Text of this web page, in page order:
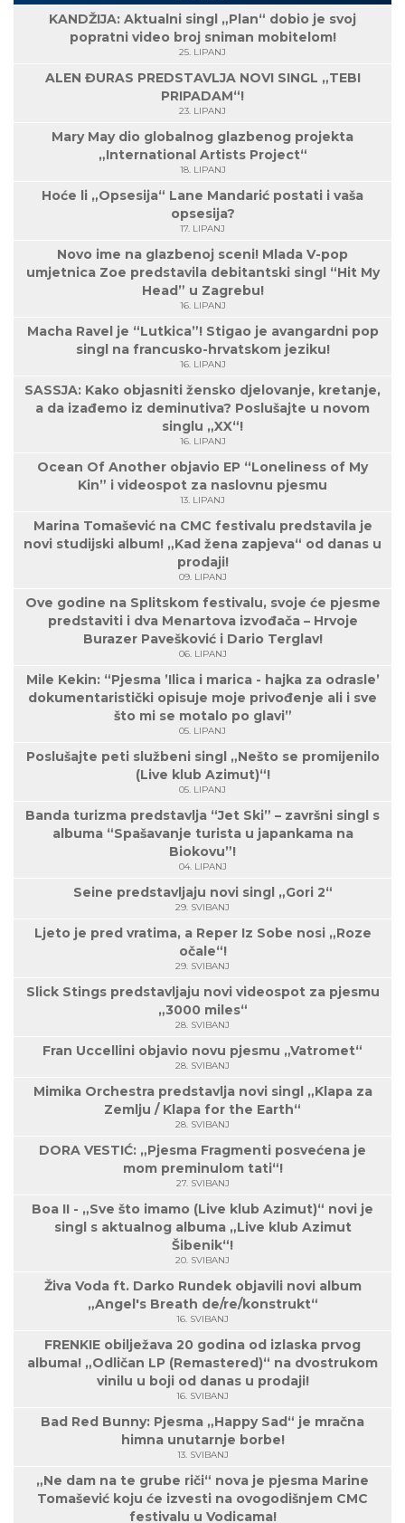
KANDŽIJA: Aktualni singl „Plan“ dobio je svoj
popratni video broj sniman mobitelom!
25. LIPANJ
ALEN ĐURAS PREDSTAVLJA NOVI SINGL „TEBI
PRIPADAM“!
23. LIPANJ
Mary May dio globalnog glazbenog projekta
„International Artists Project“
18. LIPANJ
Hoće li „Opsesija“ Lane Mandarić postati i vaša
opsesija?
17. LIPANJ
Novo ime na glazbenoj sceni! Mlada V-pop
umjetnica Zoe predstavila debitantski singl “Hit My
Head” u Zagrebu!
16. LIPANJ
Macha Ravel je “Lutkica”! Stigao je avangardni pop
singl na francusko-hrvatskom jeziku!
16. LIPANJ
SASSJA: Kako objasniti žensko djelovanje, kretanje,
a da izađemo iz deminutiva? Poslušajte u novom
singlu „XX“!
16. LIPANJ
Ocean Of Another objavio EP “Loneliness of My
Kin” i videospot za naslovnu pjesmu
13. LIPANJ
Marina Tomašević na CMC festivalu predstavila je
novi studijski album! „Kad žena zapjeva“ od danas u
prodaji!
09. LIPANJ
Ove godine na Splitskom festivalu, svoje će pjesme
predstaviti i dva Menartova izvođača – Hrvoje
Burazer Pavešković i Dario Terglav!
06. LIPANJ
Mile Kekin: “Pjesma ’Ilica i marica - hajka za odrasle’
dokumentaristički opisuje moje privođenje ali i sve
što mi se motalo po glavi”
05. LIPANJ
Poslušajte peti službeni singl „Nešto se promijenilo
(Live klub Azimut)“!
05. LIPANJ
Banda turizma predstavlja “Jet Ski” – završni singl s
albuma “Spašavanje turista u japankama na
Biokovu”!
04. LIPANJ
Seine predstavljaju novi singl „Gori 2“
29. SVIBANJ
Ljeto je pred vratima, a Reper Iz Sobe nosi „Roze
očale“!
29. SVIBANJ
Slick Stings predstavljaju novi videospot za pjesmu
„3000 miles“
28. SVIBANJ
Fran Uccellini objavio novu pjesmu „Vatromet“
28. SVIBANJ
Mimika Orchestra predstavlja novi singl „Klapa za
Zemlju / Klapa for the Earth“
28. SVIBANJ
DORA VESTIĆ: „Pjesma Fragmenti posvećena je
mom preminulom tati“!
27. SVIBANJ
Boa II - „Sve što imamo (Live klub Azimut)“ novi je
singl s aktualnog albuma „Live klub Azimut
Šibenik“!
20. SVIBANJ
Živa Voda ft. Darko Rundek objavili novi album
„Angel's Breath de/re/konstrukt“
16. SVIBANJ
FRENKIE obilježava 20 godina od izlaska prvog
albuma! „Odličan LP (Remastered)“ na dvostrukom
vinilu u boji od danas u prodaji!
16. SVIBANJ
Bad Red Bunny: Pjesma „Happy Sad“ je mračna
himna unutarnje borbe!
13. SVIBANJ
„Ne dam na te grube riči“ nova je pjesma Marine
Tomašević koju će izvesti na ovogodišnjem CMC
festivalu u Vodicama!